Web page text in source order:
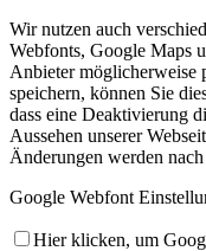
Wir nutzen auch
Webfonts, Google Maps
Anbieter möglicherweise
speichern, können Sie
dass eine Deaktivierung
Aussehen unserer
Änderungen werden
Google Webfont
Hier klicken, um